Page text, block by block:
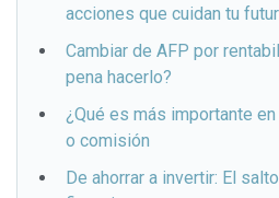
acciones que cuidan tu
Cambiar de AFP por
pena hacerlo?
¿Qué es más importante
o comisión
De ahorrar a invertir: El